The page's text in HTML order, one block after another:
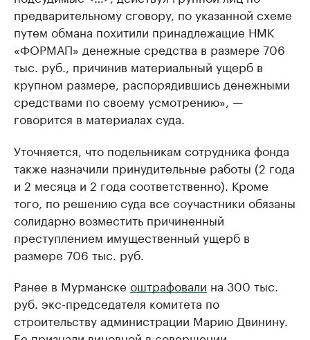
предварительному сговору, по указанной схеме
путем обмана похитили принадлежащие НМК
«ФОРМАП» денежные средства в размере 706
тыс. руб., причинив материальный ущерб в
крупном размере, распорядившись денежными
средствами по своему усмотрению», —
говорится в материалах суда.
Уточняется, что подельникам сотрудника фонда
также назначили принудительные работы (2 года
и 2 месяца и 2 года соответственно). Кроме
того, по решению суда все соучастники обязаны
солидарно возместить причиненный
преступлением имущественный ущерб в
размере 706 тыс. руб.
Ранее в Мурманске оштрафовали на 300 тыс.
руб. экс-председателя комитета по
строительству администрации Марию Двинину.